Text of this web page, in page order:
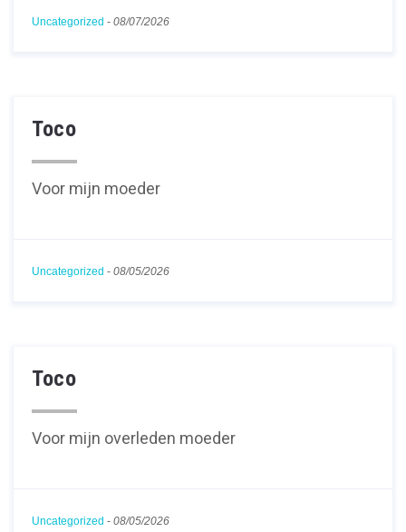
Uncategorized - 08/07/2026
Toco
Voor mijn moeder
Uncategorized - 08/05/2026
Toco
Voor mijn overleden moeder
Uncategorized - 08/05/2026